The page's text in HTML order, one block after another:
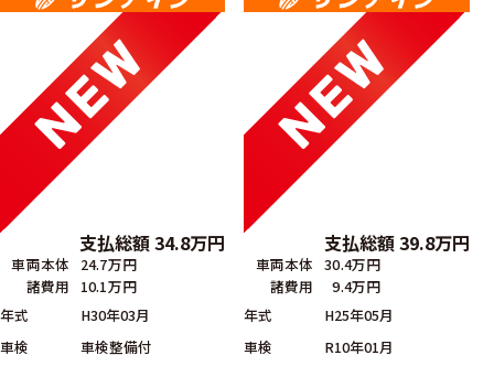
支払総額34.8万円
車両本体
24.7万円
諸費用
10.1万円
年式
H30年03月
車検
車検整備付
支払総額39.8万円
車両本体 30.4万円
諸費用
9.4万円
年式
H25年05月
車検
R10年01月